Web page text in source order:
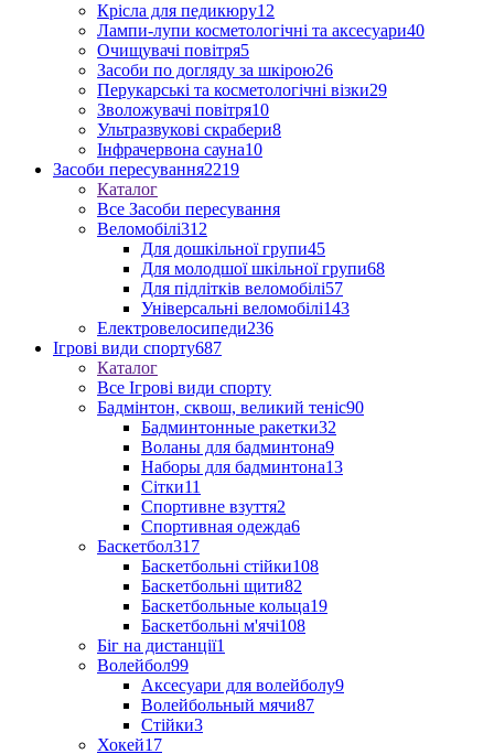
Крісла для педикюру12
Лампи-лупи косметологічні та аксесуари40
Очищувачі повітря5
Засоби по догляду за шкірою26
Перукарські та косметологічні візки29
Зволожувачі повітря10
Ультразвукові скрабери8
Інфрачервона сауна10
Засоби пересування2219
Каталог
Все Засоби пересування
Веломобілі312
Для дошкільної групи45
Для молодшої шкільної групи68
Для підлітків веломобілі57
Універсальні веломобілі143
Електровелосипеди236
Ігрові види спорту687
Каталог
Все Ігрові види спорту
Бадмінтон, сквош, великий теніс90
Бадминтонные ракетки32
Воланы для бадминтона9
Наборы для бадминтона13
Сітки11
Спортивне взуття2
Спортивная одежда6
Баскетбол317
Баскетбольні стійки108
Баскетбольні щити82
Баскетбольные кольца19
Баскетбольні м'ячі108
Біг на дистанції1
Волейбол99
Аксесуари для волейболу9
Волейбольный мячи87
Стійки3
Хокей17